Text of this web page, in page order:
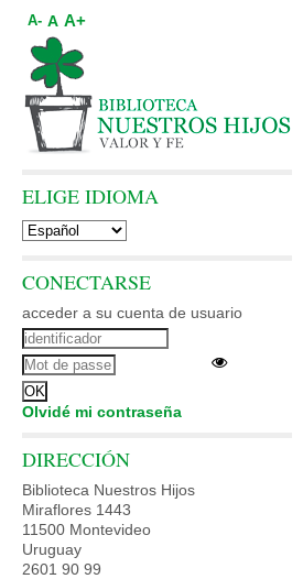
A- A A+
ELIGE IDIOMA
CONECTARSE
acceder a su cuenta de usuario
Olvidé mi contraseña
DIRECCIÓN
Biblioteca Nuestros Hijos
Miraflores 1443
11500 Montevideo
Uruguay
2601 90 99